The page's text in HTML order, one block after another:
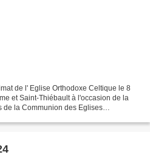
de l' Eglise Orthodoxe Celtique le 8
et Saint-Thiébault à l'occasion de la
de la Communion des Eglises